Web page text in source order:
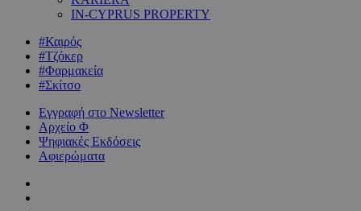
IN-CYPRUS PROPERTY
#Καιρός
#Τζόκερ
#Φαρμακεία
#Σκίτσο
Εγγραφή στο Newsletter
Αρχείο Φ
Ψηφιακές Εκδόσεις
Αφιερώματα